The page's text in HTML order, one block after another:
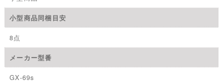
小型商品同梱目安
8点
メーカー型番
GX-69s